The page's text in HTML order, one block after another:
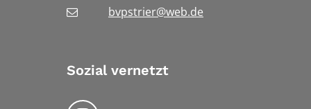
bvpstrier@web.de
Sozial vernetzt